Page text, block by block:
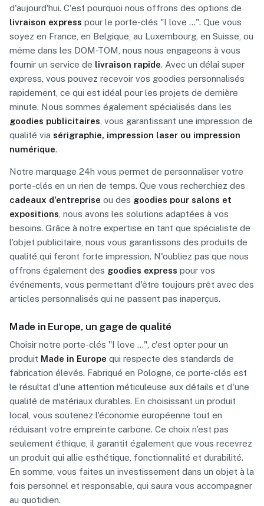
d'aujourd'hui. C'est pourquoi nous offrons des options de
livraison express pour le porte-clés "I love ...". Que vous
soyez en France, en Belgique, au Luxembourg, en Suisse, ou
même dans les DOM-TOM, nous nous engageons à vous
fournir un service de livraison rapide. Avec un délai super
express, vous pouvez recevoir vos goodies personnalisés
rapidement, ce qui est idéal pour les projets de dernière
minute. Nous sommes également spécialisés dans les
goodies publicitaires , vous garantissant une impression de
qualité via sérigraphie, impression laser ou impression
numérique.
Notre marquage 24h vous permet de personnaliser votre
porte-clés en un rien de temps. Que vous recherchiez des
cadeaux d'entreprise ou des goodies pour salons et
expositions , nous avons les solutions adaptées à vos
besoins. Grâce à notre expertise en tant que spécialiste de
l'objet publicitaire, nous vous garantissons des produits de
qualité qui feront forte impression. N'oubliez pas que nous
offrons également des goodies express pour vos
événements, vous permettant d'être toujours prêt avec des
articles personnalisés qui ne passent pas inaperçus.
Made in Europe, un gage de qualité
Choisir notre porte-clés "I love ...", c'est opter pour un
produit Made in Europe qui respecte des standards de
fabrication élevés. Fabriqué en Pologne, ce porte-clés est
le résultat d'une attention méticuleuse aux détails et d'une
qualité de matériaux durables. En choisissant un produit
local, vous soutenez l'économie européenne tout en
réduisant votre empreinte carbone. Ce choix n'est pas
seulement éthique, il garantit également que vous recevrez
un produit qui allie esthétique, fonctionnalité et durabilité.
En somme, vous faites un investissement dans un objet à la
fois personnel et responsable, qui saura vous accompagner
au quotidien.